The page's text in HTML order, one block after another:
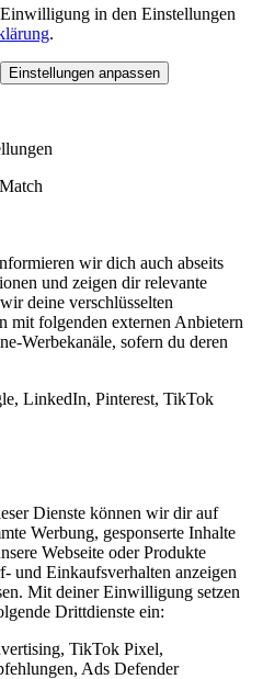
in den Einstellungen
.
Einstellungen anpassen
wir dich auch abseits
und zeigen dir relevante
deine verschlüsselten
mit folgenden externen Anbietern
Werbekanäle, sofern du deren
LinkedIn, Pinterest, TikTok
Dienste können wir dir auf
Werbung, gesponserte Inhalte
Webseite oder Produkte
und Einkaufsverhalten anzeigen
Mit deiner Einwilligung setzen
Drittdienste ein:
TikTok Pixel,
Ads Defender